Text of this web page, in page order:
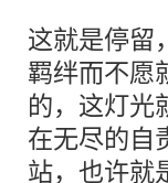
这就是停留
羁绊而不愿
的，这灯光
在无尽的自
站，也许